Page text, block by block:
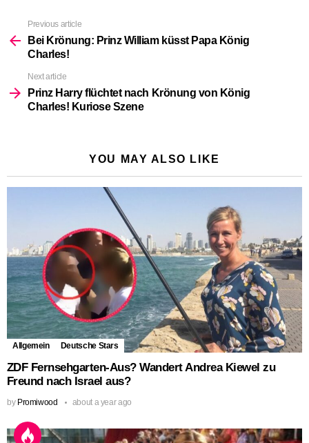
more
Previous article
Bei Krönung: Prinz William küsst Papa König
Charles!
Next article
Prinz Harry flüchtet nach Krönung von König
Charles! Kuriose Szene
YOU MAY ALSO LIKE
Allgemein Deutsche Stars
ZDF Fernsehgarten-Aus? Wandert Andrea Kiewel zu
Freund nach Israel aus?
by Promiwood about a year ago